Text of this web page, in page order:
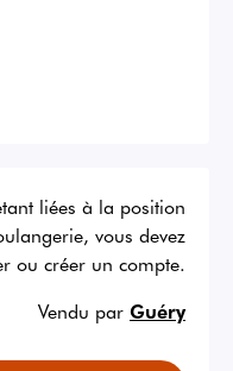
liées à la position
vous devez
ou créer un compte.
Vendu par Guéry